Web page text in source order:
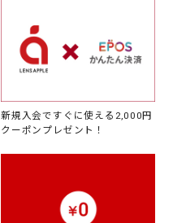
新規入会ですぐに使える2,000円
クーポンプレゼント！